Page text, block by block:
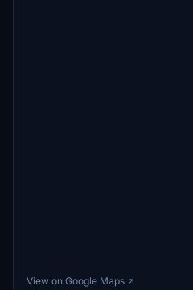
View on Google Maps ↗